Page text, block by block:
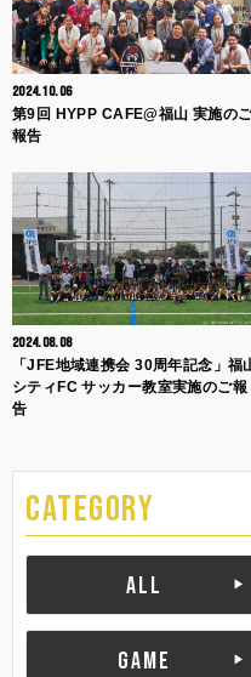
2024.10.06
第9回 HYPP CAFE@福山 実施の
報告
2024.08.08
「JFE地域連携会 30周年記念」福
シティFC サッカー教室実施のご報
告
CATEGORY
ALL
GAME